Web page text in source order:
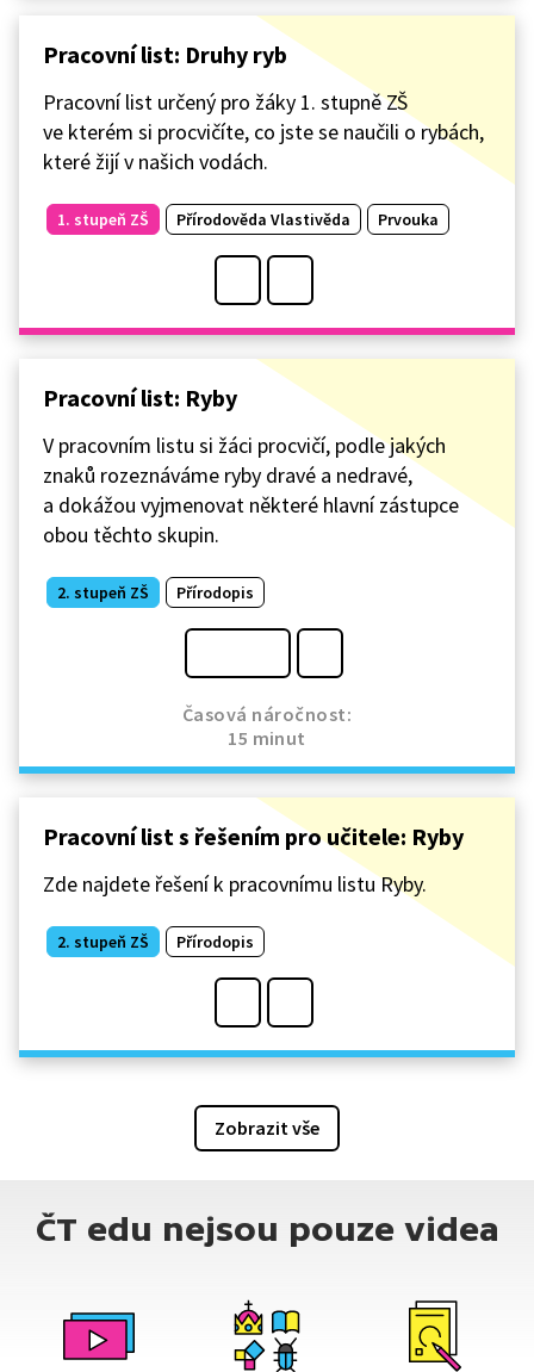
Pracovní list: Druhy ryb
Pracovní list určený pro žáky 1. stupně ZŠ
ve kterém si procvičíte, co jste se naučili o rybách,
které žijí v našich vodách.
1. stupeň ZŠ Přírodověda Vlastivěda Prvouka
Pracovní list: Ryby
V pracovním listu si žáci procvičí, podle jakých
znaků rozeznáváme ryby dravé a nedravé,
a dokážou vyjmenovat některé hlavní zástupce
obou těchto skupin.
2. stupeň ZŠ Přírodopis
Časová náročnost:
15 minut
Pracovní list s řešením pro učitele: Ryby
Zde najdete řešení k pracovnímu listu Ryby.
2. stupeň ZŠ Přírodopis
Zobrazit vše
ČT edu nejsou pouze videa